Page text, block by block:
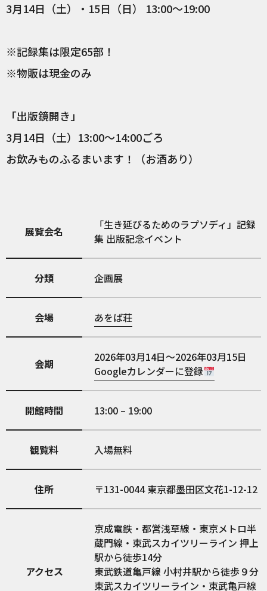
3月14日（土）・15日（日） 13:00〜19:00
※記録集は限定65部！
※物販は現金のみ
「出版鏡開き」
3月14日（土）13:00〜14:00ごろ
お飲みものふるまいます！（お酒あり）
展覧会名
「生き延びるためのラプソディ」記録
集 出版記念イベント
分類 企画展
会場 あをば荘
会期
2026年03月14日～2026年03月15日
Googleカレンダーに登録
開館時間 13:00 – 19:00
観覧料 入場無料
住所 131-0044東京都墨田区文花1-12-12
アクセス
京成電鉄・都営浅草線・東京メトロ半
蔵門線・東武スカイツリーライン 押上
駅から徒歩14分
東武鉄道亀戸線 小村井駅から徒歩９分
東武スカイツリーライン・東武亀戸線